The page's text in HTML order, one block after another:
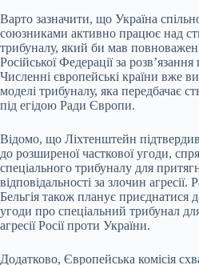
Варто зазначити, що Україна
союзниками активно працює над
трибуналу, який би мав
Російської Федерації за
Численні європейські країни вже
моделі трибуналу, яка передбачає
під егідою Ради Європи.
Відомо, що Ліхтенштейн
до розширеної часткової угоди,
спеціального трибуналу для
відповідальності за злочин
Бельгія також планує приєднатися
угоди про спеціальний трибунал
агресії Росії проти України.
Додатково, Європейська комісія